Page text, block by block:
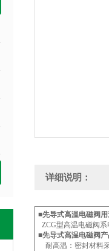
详细说明：
■先导式高温电磁阀
ZCG型高温电磁阀
■先导式高温电磁阀
耐高温：密封材料